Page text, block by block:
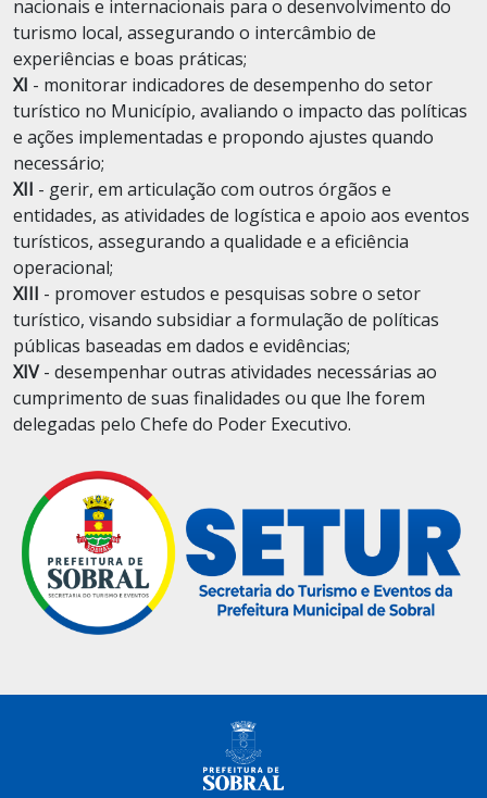
nacionais e internacionais para o desenvolvimento do
turismo local, assegurando o intercâmbio de
experiências e boas práticas;
XI - monitorar indicadores de desempenho do setor
turístico no Município, avaliando o impacto das políticas
e ações implementadas e propondo ajustes quando
necessário;
XII - gerir, em articulação com outros órgãos e
entidades, as atividades de logística e apoio aos eventos
turísticos, assegurando a qualidade e a eficiência
operacional;
XIII - promover estudos e pesquisas sobre o setor
turístico, visando subsidiar a formulação de políticas
públicas baseadas em dados e evidências;
XIV- desempenhar outras atividades necessárias ao
cumprimento de suas finalidades ou que lhe forem
delegadas pelo Chefe do Poder Executivo.